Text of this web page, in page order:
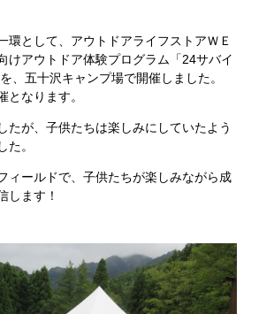
環として、アウトドアライフストアＷＥ
けアウトドア体験プログラム「24サバイ
、五十沢キャンプ場で開催しました。
なります。
たが、子供たちは楽しみにしていたよう
た。
ィールドで、子供たちが楽しみながら成
します！